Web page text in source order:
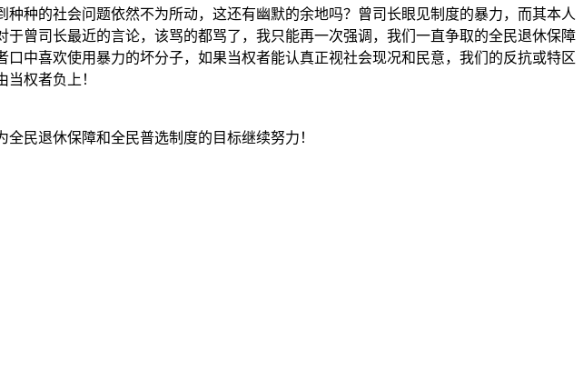
种的社会问题依然不为所动，这还有幽默的余地吗？曾司长眼见制度的暴力，而其本人
曾司长最近的言论，该骂的都骂了，我只能再一次强调，我们一直争取的全民退休保障
中喜欢使用暴力的坏分子，如果当权者能认真正视社会现况和民意，我们的反抗或特区
权者负上！
民退休保障和全民普选制度的目标继续努力！